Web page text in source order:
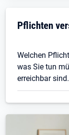
Pflichten
Welchen
was Sie tun
erreichbar sind.